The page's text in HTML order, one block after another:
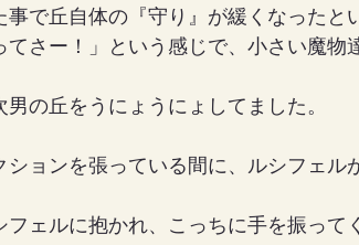
で丘自体の『守り』が緩くなったと
てさー！」という感じで、小さい魔物
の丘をうにょうにょしてました。
ションを張っている間に、ルシフェル
ェルに抱かれ、こっちに手を振って